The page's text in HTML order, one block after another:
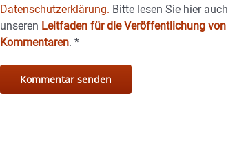
Datenschutzerklärung. Bitte lesen Sie hier auch
unseren Leitfaden für die Veröffentlichung von
Kommentaren.*